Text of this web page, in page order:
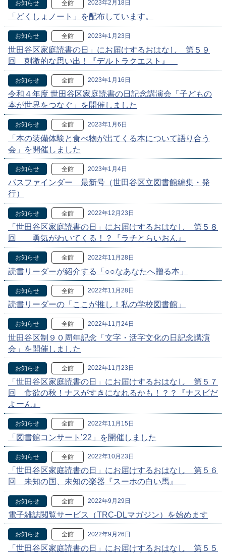
お知らせ 全館 2023年2月18日
「どくしょノート」を配布しています。
お知らせ 全館 2023年1月23日
世田谷区家庭読書の日」にお届けするおはなし 第５９
回 刺激的な思い出！『デルトラクエスト』
お知らせ 全館 2023年1月16日
令和４年度 世田谷区家庭読書の日記念講演会「子どもの
本が世界をつなぐ」を開催しました
お知らせ 全館 2023年1月6日
「本の装備体験と食べ物が出てくる本について語り合う
会」を開催しました
お知らせ 全館 2023年1月4日
パスファインダー 最新号（世田谷区立図書館編集・発
行）
お知らせ 全館 2022年12月23日
「世田谷区家庭読書の日」にお届けするおはなし 第５８
回 勇気がわいてくる！？『ラチとらいおん』
お知らせ 全館 2022年11月28日
読書リーダーが紹介する「○○なあなたへ贈る本」
お知らせ 全館 2022年11月28日
読書リーダーの「ここが推し！私の学校図書館」
お知らせ 全館 2022年11月24日
世田谷区制９０周年記念「文字・活字文化の日記念講演
会」を開催しました
お知らせ 全館 2022年11月23日
「世田谷区家庭読書の日」にお届けするおはなし 第５７
回 食欲の秋！ナスがすきになれるかも！？？『ナスビだ
よーん』
お知らせ 全館 2022年11月15日
「図書館コンサート’22」を開催しました
お知らせ 全館 2022年10月23日
「世田谷区家庭読書の日」にお届けするおはなし 第５６
回 未知の国、未知の楽器『スーホの白い馬』
お知らせ 全館 2022年9月29日
電子雑誌閲覧サービス（TRC-DLマガジン）を始めます
お知らせ 全館 2022年9月26日
「世田谷区家庭読書の日」にお届けするおはなし 第５５